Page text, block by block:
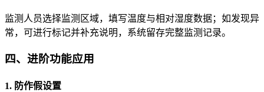
监测人员选择监测区域，填写温度与相对湿度数据；如发现异
常，可进行标记并补充说明，系统留存完整监测记录。
四、进阶功能应用
1. 防作假设置